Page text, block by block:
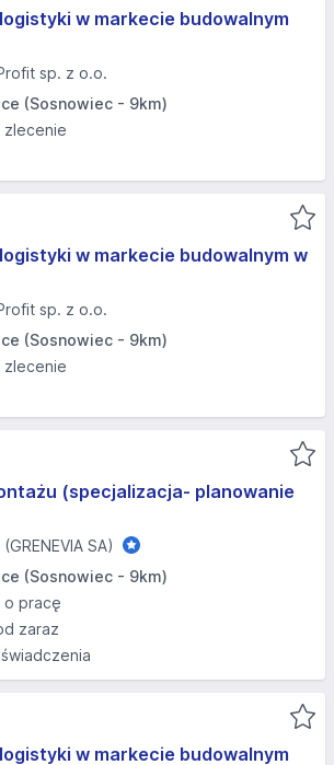
w markecie budowalnym
sp. z o.o.
(Sosnowiec - 9km)
zlecenie
w markecie budowalnym w
sp. z o.o.
(Sosnowiec - 9km)
zlecenie
(specjalizacja- planowanie
SA)
(Sosnowiec - 9km)
o pracę
zaraz
w markecie budowalnym